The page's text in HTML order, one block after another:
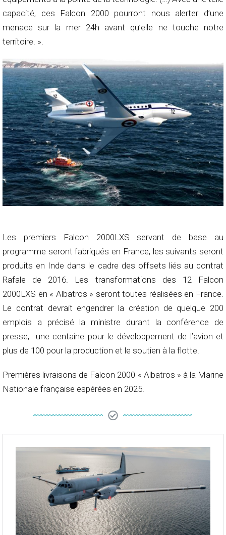
capacité, ces Falcon 2000 pourront nous alerter d’une
menace sur la mer 24h avant qu’elle ne touche notre
territoire. ».
Les premiers Falcon 2000LXS servant de base au
programme seront fabriqués en France, les suivants seront
produits en Inde dans le cadre des offsets liés au contrat
Rafale de 2016. Les transformations des 12 Falcon
2000LXS en « Albatros » seront toutes réalisées en France.
Le contrat devrait engendrer la création de quelque 200
emplois a précisé la ministre durant la conférence de
presse, une centaine pour le développement de l’avion et
plus de 100 pour la production et le soutien à la flotte.
Premières livraisons de Falcon 2000 « Albatros » à la Marine
Nationale française espérées en 2025.